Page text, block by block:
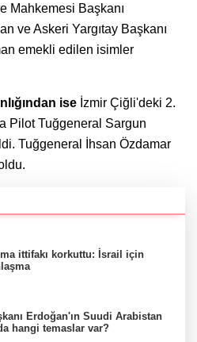
Mahkemesi Başkanı
ve Askeri Yargıtay Başkanı
emekli edilen isimler
ise İzmir Çiğli'deki 2.
Pilot Tuğgeneral Sargun
Tuğgeneral İhsan Özdamar
ittifakı korkuttu: İsrail için
Erdoğan'ın Suudi Arabistan
hangi temaslar var?